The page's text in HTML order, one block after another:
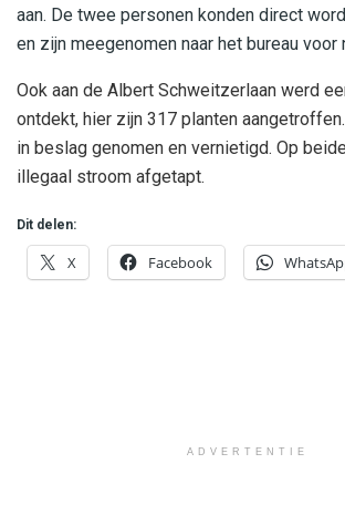
aan. De twee personen konden direct
en zijn meegenomen naar het bureau voor
Ook aan de Albert Schweitzerlaan werd
ontdekt, hier zijn 317 planten
in beslag genomen en vernietigd. Op
illegaal stroom afgetapt.
Dit delen:
X Facebook
ADVERTENTIE